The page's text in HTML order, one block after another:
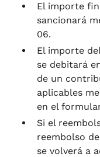
El importe
sancionará
06.
El importe
se debitará
de un
aplicables
en el
Si el
reembolso
se volverá a